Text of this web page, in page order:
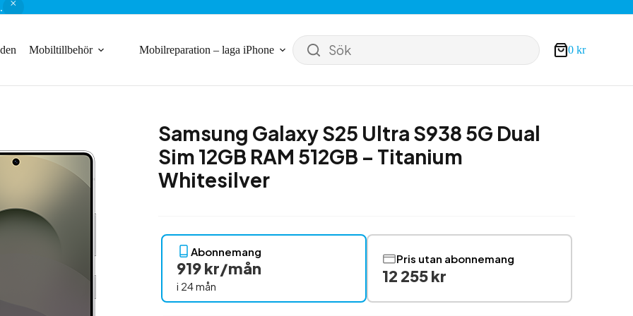
Mobiltillbehör Mobilreparation – laga iPhone Sök Varukorg
0 kr
Samsung Galaxy S25 Ultra S938 5G Dual
Sim 12GB RAM 512GB – Titanium
Whitesilver
Abonnemang
919 kr/mån
i 24 mån
Pris utan abonnemang
12 255 kr